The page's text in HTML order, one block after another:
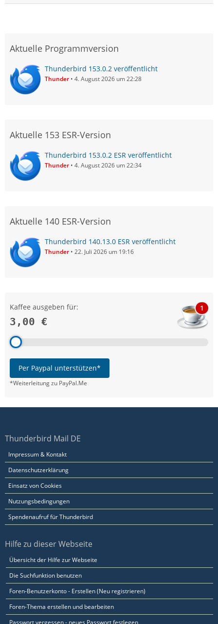
Aktuelle Programmversion
Thunderbird 153.0.2 veröffentlicht
Thunder 4. August 2026 um 22:28
Aktuelle 153 ESR-Version
Thunderbird 153.0.2 ESR veröffentlicht
Thunder 4. August 2026 um 22:34
Aktuelle 140 ESR-Version
Thunderbird 140.13.0 ESR veröffentlicht
Thunder 22. Juli 2026 um 19:16
Kaffee ausgeben für:
3,00 €
1
Per Paypal unterstützen*
*Weiterleitung zu PayPal.Me
Thunderbird Mail DE
Impressum & Kontakt
Datenschutzerklärung
Einsatz von Cookies
Nutzungsbedingungen
Spendenaufruf für Thunderbird
Hilfe zu dieser Webseite
Übersicht der Hilfe zur Webseite
Die Suchfunktion benutzen
Foren-Benutzerkonto - Erstellen (Neu registrieren)
Foren-Thema erstellen und bearbeiten